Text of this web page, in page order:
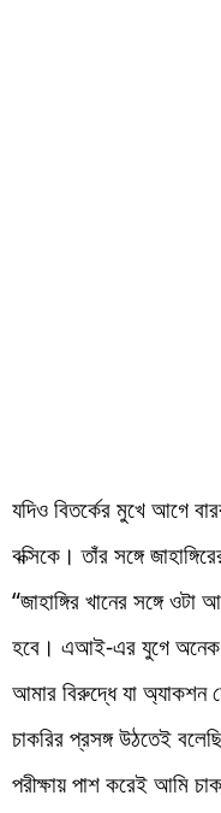
যদিও বিতর্কের মুখে আগে
বক্সিকে। তাঁর সঙ্গে
“জাহাঙ্গির খানের সঙ্গে
হবে। এআই-এর যুগে অনেক
আমার বিরুদ্ধে যা অ্যাকশন
চাকরির প্রসঙ্গ উঠতেই
পরীক্ষায় পাশ করেই আমি